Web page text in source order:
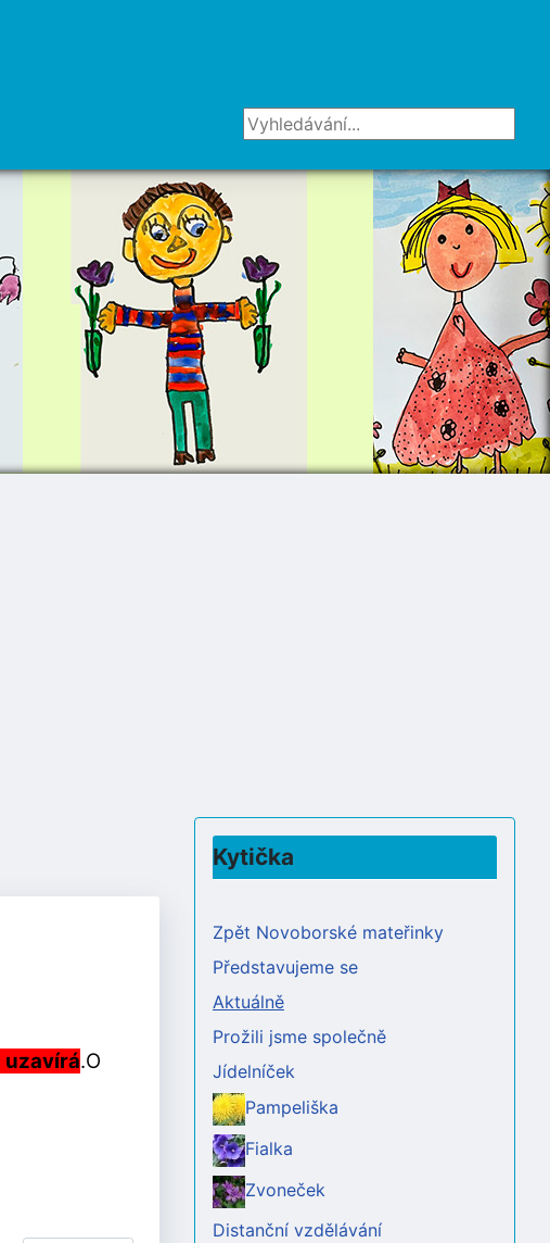
Vyhledávání...
uzavírá.O
Kytička
Zpět Novoborské mateřinky
Představujeme se
Aktuálně
Prožili jsme společně
Jídelníček
Pampeliška
Fialka
Zvoneček
Distanční vzdělávání